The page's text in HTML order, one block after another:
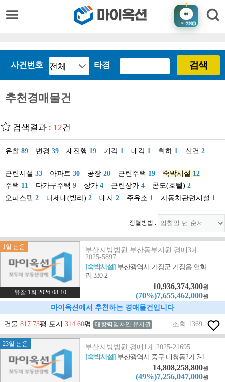
AI챗봇
사건번호 타경 검색
추천경매물건
검색결과 : 12건
유찰 89 변경 39 재진행 19 기각 1 매각 1 취하 1 신건 2
근린시설 33 아파트 30 공장 20 근린주택 19 숙박시설 12
주택 11 다가구주택 9 상가 4 근린상가 4 콘도(호텔) 2
오피스텔 2 다세대(빌라) 2 대지 2 주유소 1 자동차관련시설 1
정렬방법 :
1일 남음
유찰 1회 2026-08-10
부산지방법원 부산동부지원 경매3계
2025-5897
[숙박시설] 부산광역시 기장군 기장읍 연화
리 330-2
10,936,374,300원
(70%)7,655,462,000원
마이옥션에서 추천하는 경매물건입니다
건물 817.73평 토지 314.60평 대항력임차인 유치권 조회 1369
23일 남음
부산지방법원 경매1계 2025-21695
[숙박시설] 부산광역시 중구 대청동2가 7-1
14,808,258,800원
(49%)7,256,047,000원